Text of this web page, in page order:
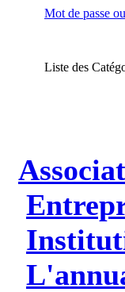
Mot de passe
Liste des